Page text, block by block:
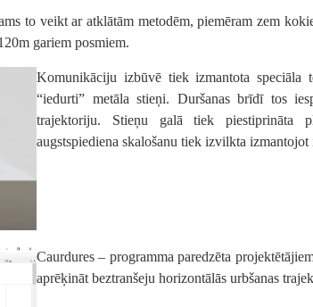
to veikt ar atklātām metodēm, piemēram zem
gariem posmiem.
Komunikāciju izbūvē tiek izmantota speciāla
“iedurti” metāla stieņi. Duršanas brīdī tos
trajektoriju. Stieņu galā tiek piestiprināta
augstspiediena skalošanu tiek izvilkta izmantojot
Caurdures – programma paredzēta
aprēķināt beztranšeju horizontālās urbšanas